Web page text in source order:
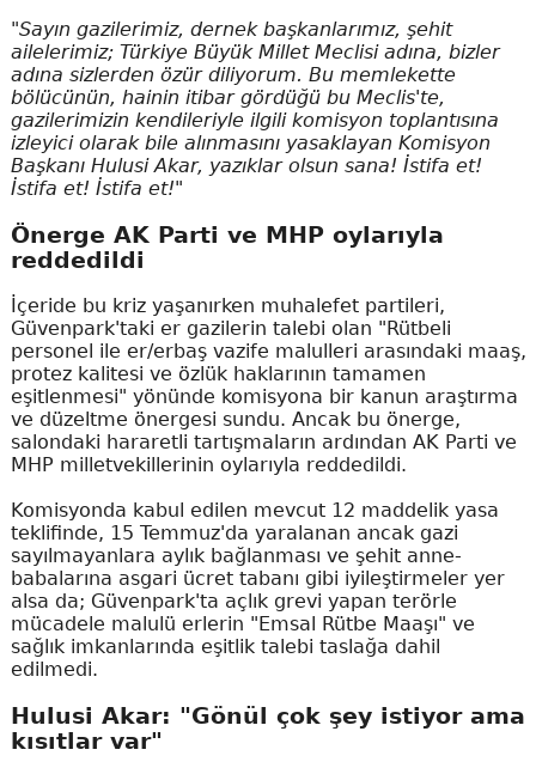
"Sayın gazilerimiz, dernek başkanlarımız, şehit
ailelerimiz; Türkiye Büyük Millet Meclisi adına, bizler
adına sizlerden özür diliyorum. Bu memlekette
bölücünün, hainin itibar gördüğü bu Meclis'te,
gazilerimizin kendileriyle ilgili komisyon toplantısına
izleyici olarak bile alınmasını yasaklayan Komisyon
Başkanı Hulusi Akar, yazıklar olsun sana! İstifa et!
İstifa et! İstifa et!"
Önerge AK Parti ve MHP oylarıyla
reddedildi
İçeride bu kriz yaşanırken muhalefet partileri,
Güvenpark'taki er gazilerin talebi olan "Rütbeli
personel ile er/erbaş vazife malulleri arasındaki maaş,
protez kalitesi ve özlük haklarının tamamen
eşitlenmesi" yönünde komisyona bir kanun araştırma
ve düzeltme önergesi sundu. Ancak bu önerge,
salondaki hararetli tartışmaların ardından AK Parti ve
MHP milletvekillerinin oylarıyla reddedildi.
Komisyonda kabul edilen mevcut 12 maddelik yasa
teklifinde, 15 Temmuz'da yaralanan ancak gazi
sayılmayanlara aylık bağlanması ve şehit anne-
babalarına asgari ücret tabanı gibi iyileştirmeler yer
alsa da; Güvenpark'ta açlık grevi yapan terörle
mücadele malulü erlerin "Emsal Rütbe Maaşı" ve
sağlık imkanlarında eşitlik talebi taslağa dahil
edilmedi.
Hulusi Akar: "Gönül çok şey istiyor ama
kısıtlar var"